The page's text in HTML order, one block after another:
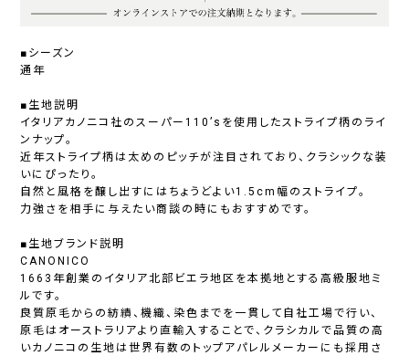
■シーズン
通年
■生地説明
イタリアカノニコ社のスーパー110’sを使用したストライプ柄のライ
ンナップ。
近年ストライプ柄は太めのピッチが注目されており、クラシックな装
いにぴったり。
自然と風格を醸し出すにはちょうどよい1.5cm幅のストライプ。
力強さを相手に与えたい商談の時にもおすすめです。
■生地ブランド説明
CANONICO
1663年創業のイタリア北部ビエラ地区を本拠地とする高級服地ミ
ルです。
良質原毛からの紡績、機織、染色までを一貫して自社工場で行い、
原毛はオーストラリアより直輸入することで、クラシカルで品質の高
いカノニコの生地は世界有数のトップアパレルメーカーにも採用さ